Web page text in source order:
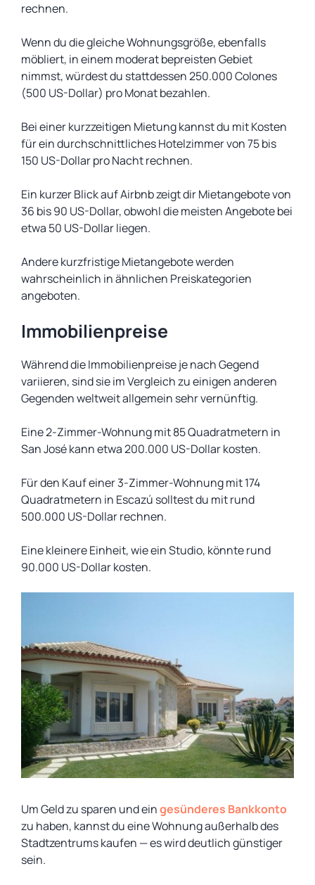
rechnen.
Wenn du die gleiche Wohnungsgröße, ebenfalls
möbliert, in einem moderat bepreisten Gebiet
nimmst, würdest du stattdessen 250.000 Colones
(500 US-Dollar) pro Monat bezahlen.
Bei einer kurzzeitigen Mietung kannst du mit Kosten
für ein durchschnittliches Hotelzimmer von 75 bis
150 US-Dollar pro Nacht rechnen.
Ein kurzer Blick auf Airbnb zeigt dir Mietangebote von
36 bis 90 US-Dollar, obwohl die meisten Angebote bei
etwa 50 US-Dollar liegen.
Andere kurzfristige Mietangebote werden
wahrscheinlich in ähnlichen Preiskategorien
angeboten.
Immobilienpreise
Während die Immobilienpreise je nach Gegend
variieren, sind sie im Vergleich zu einigen anderen
Gegenden weltweit allgemein sehr vernünftig.
Eine 2-Zimmer-Wohnung mit 85 Quadratmetern in
San José kann etwa 200.000 US-Dollar kosten.
Für den Kauf einer 3-Zimmer-Wohnung mit 174
Quadratmetern in Escazú solltest du mit rund
500.000 US-Dollar rechnen.
Eine kleinere Einheit, wie ein Studio, könnte rund
90.000 US-Dollar kosten.
Um Geld zu sparen und eingesünderes Bankkonto
zu haben, kannst du eine Wohnung außerhalb des
Stadtzentrums kaufen — es wird deutlich günstiger
sein.